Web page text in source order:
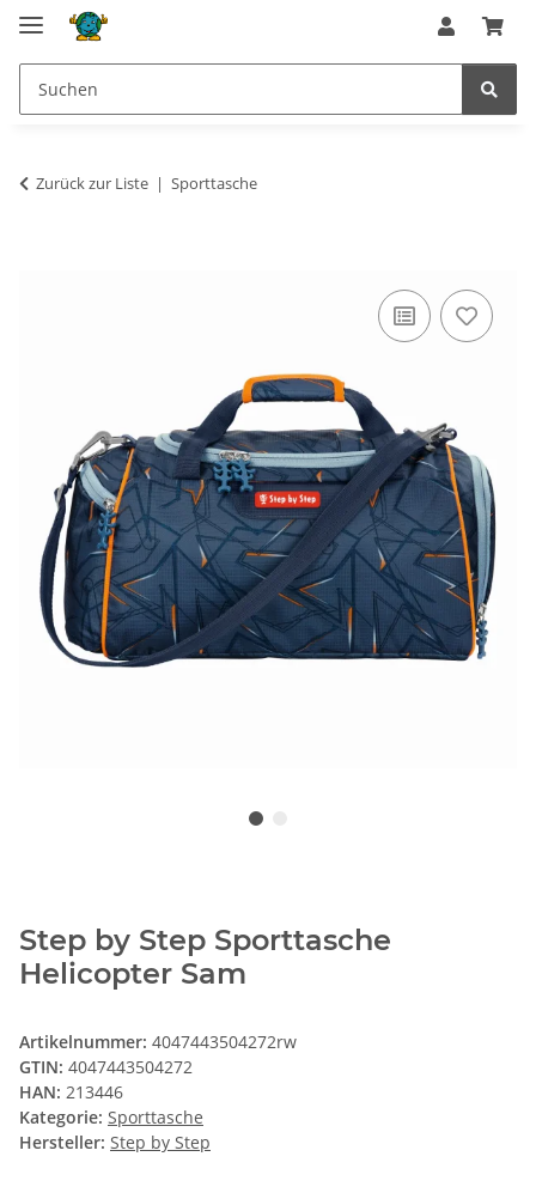
Zurück zur Liste Sporttasche
Step by Step Sporttasche
Helicopter Sam
Artikelnummer: 4047443504272rw
GTIN: 4047443504272
HAN: 213446
Kategorie: Sporttasche
Hersteller: Step by Step